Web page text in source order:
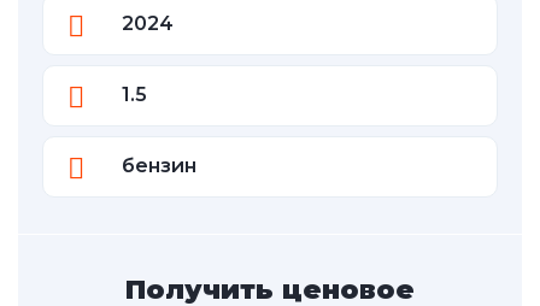
2024
1.5
бензин
Получить ценовое